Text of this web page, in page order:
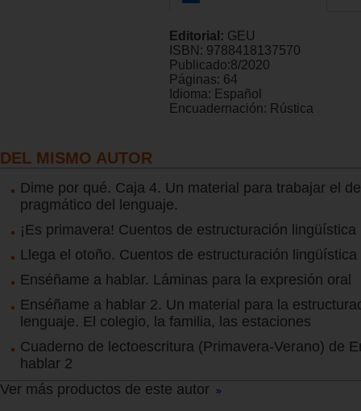
Editorial: GEU
ISBN: 9788418137570
Publicado:8/2020
Páginas: 64
Idioma: Español
Encuadernación: Rústica
DEL MISMO AUTOR
Dime por qué. Caja 4. Un material para trabajar el
pragmático del lenguaje.
¡Es primavera! Cuentos de estructuración lingüística
Llega el otoño. Cuentos de estructuración lingüística
Enséñame a hablar. Láminas para la expresión oral
Enséñame a hablar 2. Un material para la
lenguaje. El colegio, la familia, las estaciones
Cuaderno de lectoescritura (Primavera-Verano) de
hablar 2
Ver más productos de este autor